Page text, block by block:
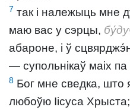
7 так і належыць мне
маю вас у сэрцы,
абароне, і ў
— супольнікаў маіх па
8 Бог мне сведка, што
любоўю Іісуса Хрыста;